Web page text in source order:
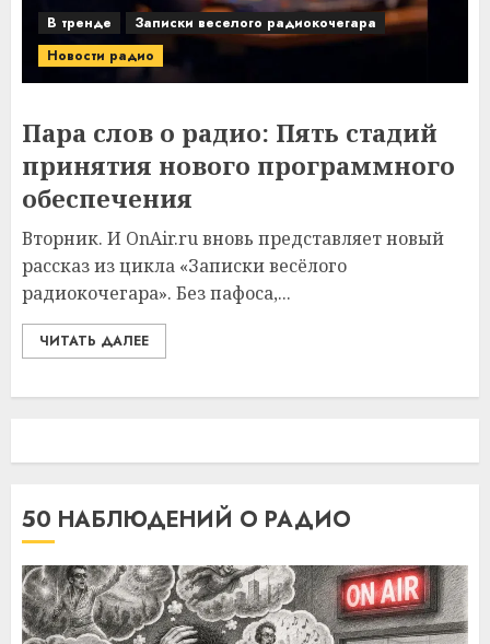
В тренде
Записки веселого радиокочегара
Новости радио
Пара слов о радио: Пять стадий
принятия нового программного
обеспечения
Вторник. И OnAir.ru вновь представляет новый
рассказ из цикла «Записки весёлого
радиокочегара». Без пафоса,...
ЧИТАТЬ ДАЛЕЕ
50 НАБЛЮДЕНИЙ О РАДИО